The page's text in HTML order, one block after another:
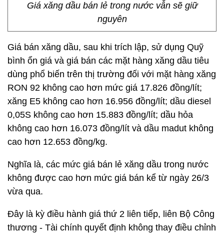
Giá xăng dầu bán lẻ trong nước vẫn sẽ giữ
nguyên
Giá bán xăng dầu, sau khi trích lập, sử dụng Quỹ
bình ổn giá và giá bán các mặt hàng xăng dầu tiêu
dùng phổ biến trên thị trường đối với mặt hàng xăng
RON 92 không cao hơn mức giá 17.826 đồng/lít;
xăng E5 không cao hơn 16.956 đồng/lít; dầu diesel
0,05S không cao hơn 15.883 đồng/lít; dầu hỏa
không cao hơn 16.073 đồng/lít và dầu madut không
cao hơn 12.653 đồng/kg.
Nghĩa là, các mức giá bán lẻ xăng dầu trong nước
không được cao hơn mức giá bán kể từ ngày 26/3
vừa qua.
Đây là kỳ điều hành giá thứ 2 liên tiếp, liên Bộ Công
thương - Tài chính quyết định không thay điều chỉnh